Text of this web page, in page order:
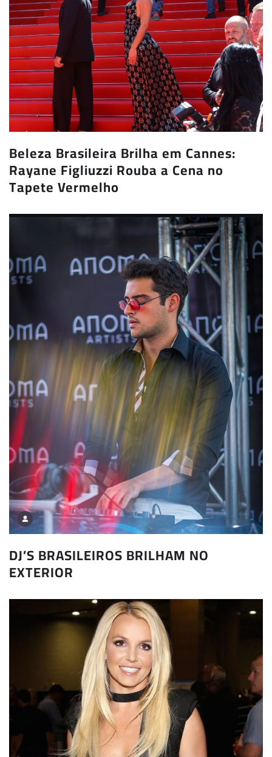
Beleza Brasileira Brilha em Cannes:
Rayane Figliuzzi Rouba a Cena no
Tapete Vermelho
DJ’S BRASILEIROS BRILHAM NO
EXTERIOR